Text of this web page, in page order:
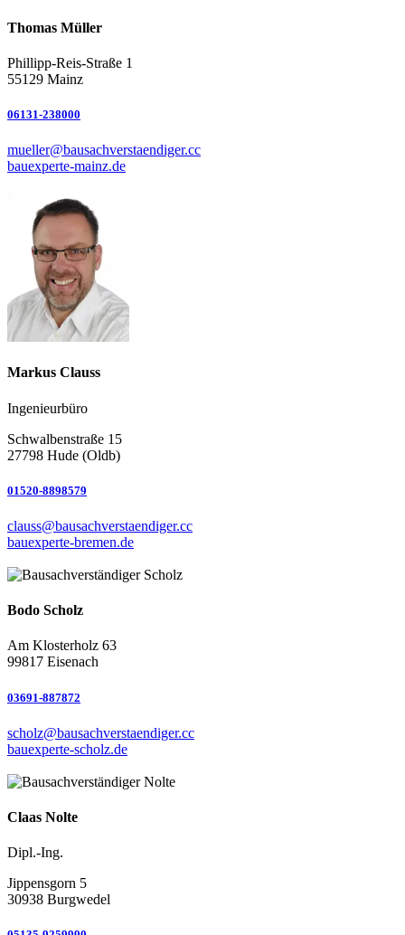
Thomas Müller
Phillipp-Reis-Straße 1
55129 Mainz
06131-238000
mueller@bausachverstaendiger.cc
bauexperte-mainz.de
Markus Clauss
Ingenieurbüro
Schwalbenstraße 15
27798 Hude (Oldb)
01520-8898579
clauss@bausachverstaendiger.cc
bauexperte-bremen.de
Bodo Scholz
Am Klosterholz 63
99817 Eisenach
03691-887872
scholz@bausachverstaendiger.cc
bauexperte-scholz.de
Claas Nolte
Dipl.-Ing.
Jippensgorn 5
30938 Burgwedel